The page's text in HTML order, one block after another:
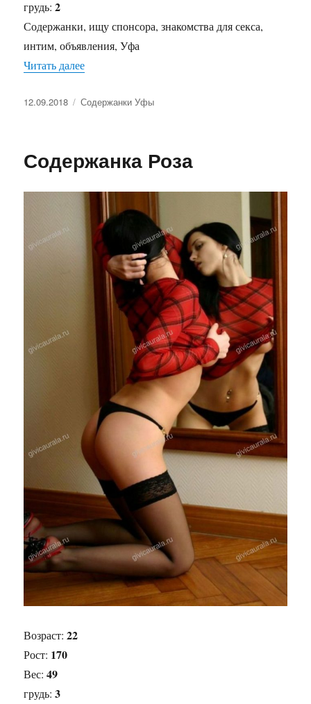
грудь:2
Содержанки, ищу спонсора, знакомства для секса,
интим, объявления, Уфа
Читать далее
Опубликовано
12.09.2018 Рубрики
Содержанки Уфы
Содержанка Роза
Возраст:22
Рост: 170
Вес:49
грудь:3